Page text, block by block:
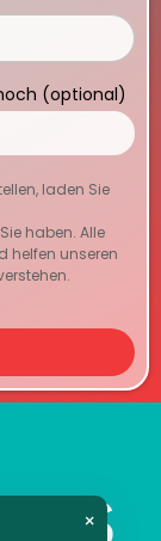
(optional)
laden Sie
haben. Alle
helfen unseren
×